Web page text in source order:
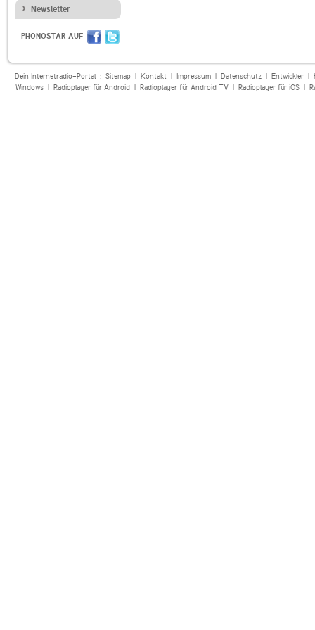
Newsletter
PHONOSTAR AUF
Dein Internetradio-Portal : Sitemap| Kontakt| Impressum| Datenschutz| Entwickler|
Windows| Radioplayer für Android| Radioplayer für Android TV| Radioplayer für iOS|